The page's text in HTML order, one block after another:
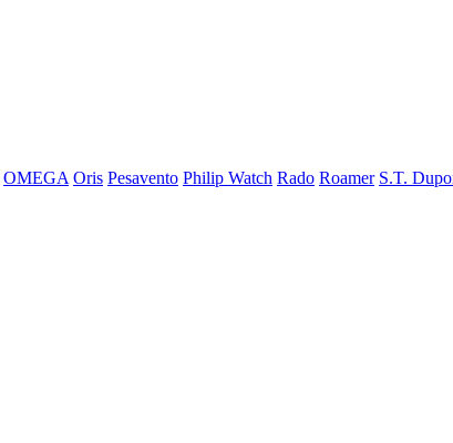
OMEGA Oris Pesavento Philip Watch Rado Roamer S.T.